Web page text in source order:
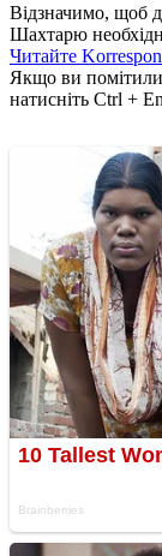
Відзначимо, щоб
Шахтарю
Читайте
Якщо ви помітили
натисніть Ctrl +